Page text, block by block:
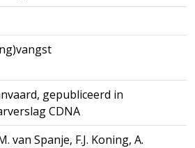
gepubliceerd in
CDNA
van Spanje, F.J. Koning, A.